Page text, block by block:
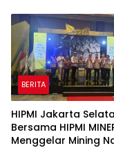
BERITA
HIPMI Jakarta
Bersama HIPMI
Menggelar Mining